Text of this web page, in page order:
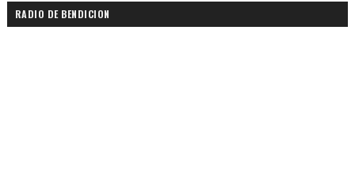
RADIO DE BENDICION